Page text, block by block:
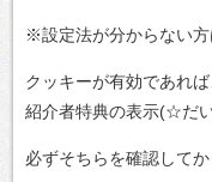
※設定法が分からない方
クッキーが有効であれ
紹介者特典の表示(☆だ
必ずそちらを確認して